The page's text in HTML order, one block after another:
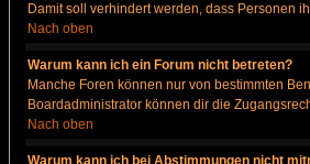
Damit soll verhindert werden, dass Personen
Nach oben
Warum kann ich ein Forum nicht betreten?
Manche Foren können nur von bestimmten
Boardadministrator können dir die
Nach oben
Warum kann ich bei Abstimmungen nicht